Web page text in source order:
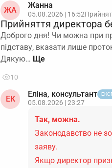
ЖА
Жанна
05.08.2026 | 16:52
Прийняття директора
Доброго дня! Чи можна при
підставу, вказати лише
Дякую…
10
ЕК
Еліна, консультант
05.08.2026 | 23:27
Так, можна.
Законодавство не
заяву.
Якщо директор